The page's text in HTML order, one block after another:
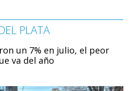
PLATA
un 7% en julio, el peor
va del año